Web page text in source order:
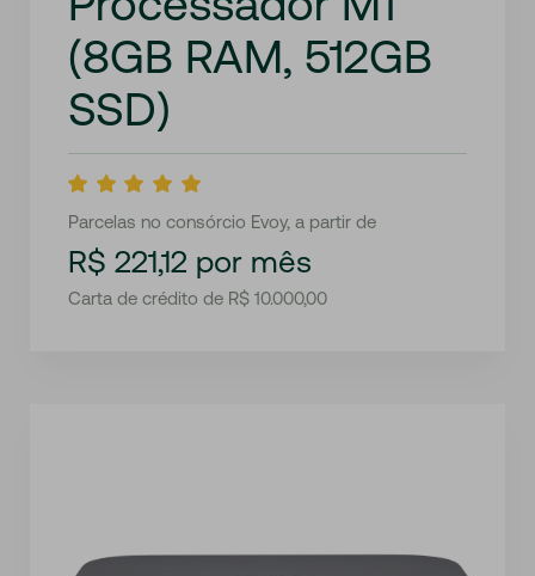
(8GB RAM, 512GB
SSD)
Parcelas no consórcio Evoy, a partir de
R$ 221,12 por mês
Carta de crédito de R$ 10.000,00